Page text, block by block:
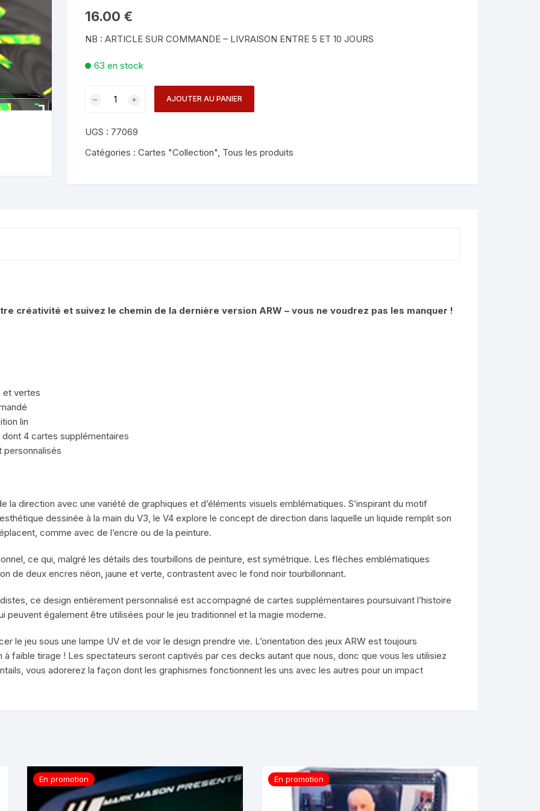
Chop Cup – GobeletsTours de corde
Grandes Illusions
– Rubans – Steamers
– Produits
16.00 €
NB : ARTICLE SUR COMMANDE – LIVRAISON ENTRE 5 ET 10 JOURS
63 en stock
V4
Playing
AJOUTER AU PANIER
UGS : 77069
Catégories : Cartes "Collection", Tous les produits
créativité et suivez le chemin de la dernière version ARW – vous ne voudrez pas les manquer !
et vertes
lin
4 cartes supplémentaires
personnalisés
la direction avec une variété de graphiques et d’éléments visuels emblématiques. S’inspirant du motif
dessinée à la main du V3, le V4 explore le concept de direction dans laquelle un liquide remplit son
comme avec de l’encre ou de la peinture.
ce qui, malgré les détails des tourbillons de peinture, est symétrique. Les flèches emblématiques
de deux encres néon, jaune et verte, contrastent avec le fond noir tourbillonnant.
ce design entièrement personnalisé est accompagné de cartes supplémentaires poursuivant l’histoire
peuvent également être utilisées pour le jeu traditionnel et la magie moderne.
le jeu sous une lampe UV et de voir le design prendre vie. L’orientation des jeux ARW est toujours
faible tirage ! Les spectateurs seront captivés par ces decks autant que nous, donc que vous les utilisiez
vous adorerez la façon dont les graphismes fonctionnent les uns avec les autres pour un impact
En promotion En promotion